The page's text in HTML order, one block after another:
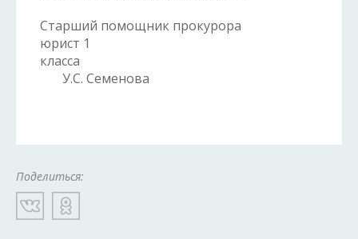
Старший помощник прокурора
юрист 1
класса
У.С. Семенова
Поделиться: